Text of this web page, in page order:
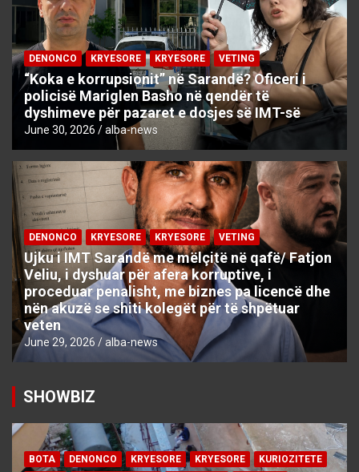
DENONCO KRYESORE KRYESORE VETING
“Koka e korrupsionit” në Sarandë? Oficeri i
policisë Mariglen Basho në qendër të
dyshimeve për pazaret e dosjes së IMT-së
June 30, 2026 alba-news
DENONCO KRYESORE KRYESORE VETING
Ujku i IMT Sarandë me mëlçitë në qafë/ Fatjon
Veliu, i dyshuar për afera korruptive, i
proceduar penalisht, me biznes pa licencë dhe
nën akuzë se shiti kolegët për të shpëtuar
veten
June 29, 2026 alba-news
SHOWBIZ
BOTA DENONCO KRYESORE KRYESORE
KURIOZITETE